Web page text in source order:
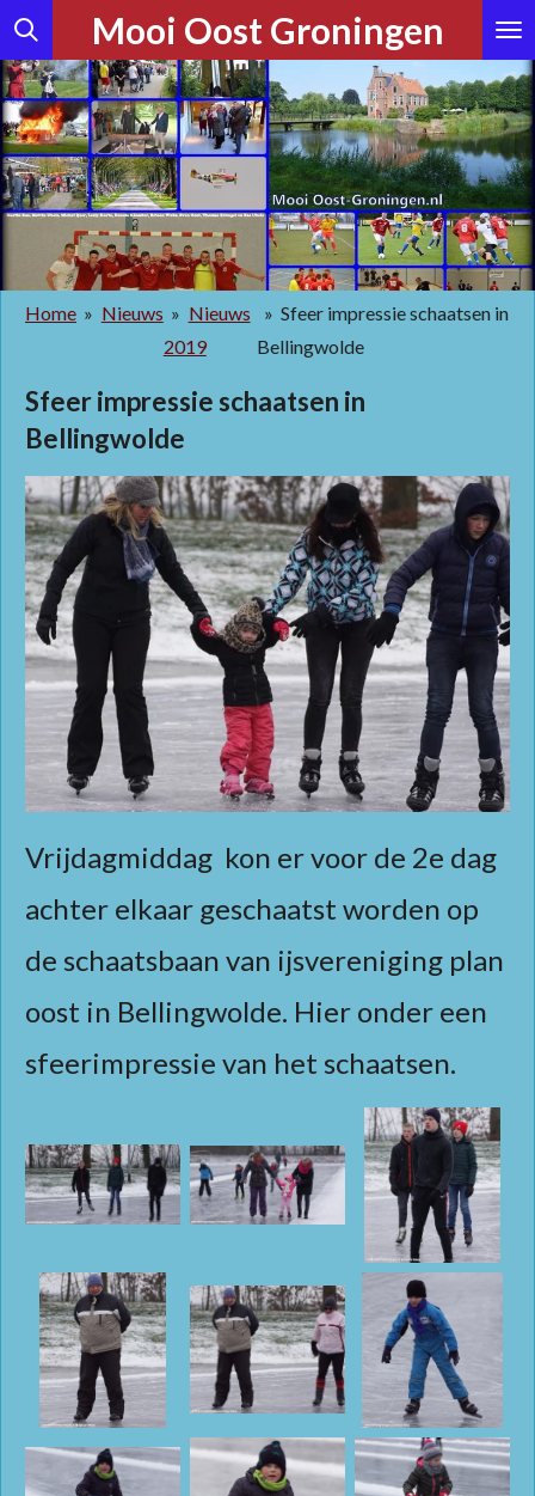
Ga
direct
naar
de
hoofdinhoud
Mooi Oost Groningen
Home » Nieuws » Nieuws
2019
» Sfeer impressie schaatsen in
Bellingwolde
Sfeer impressie schaatsen in
Bellingwolde
Vrijdagmiddag kon er voor de 2e dag
achter elkaar geschaatst worden op
de schaatsbaan van ijsvereniging plan
oost in Bellingwolde. Hier onder een
sfeerimpressie van het schaatsen.